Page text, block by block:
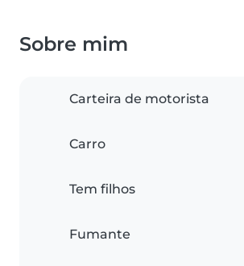
Sobre mim
Carteira de motorista
Carro
Tem filhos
Fumante